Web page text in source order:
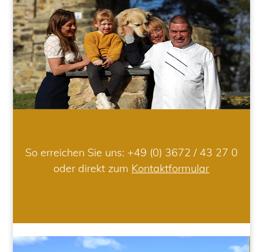
So erreichen Sie uns: +49 (0) 3672 / 43 27 0
oder direkt zum Kontaktformular